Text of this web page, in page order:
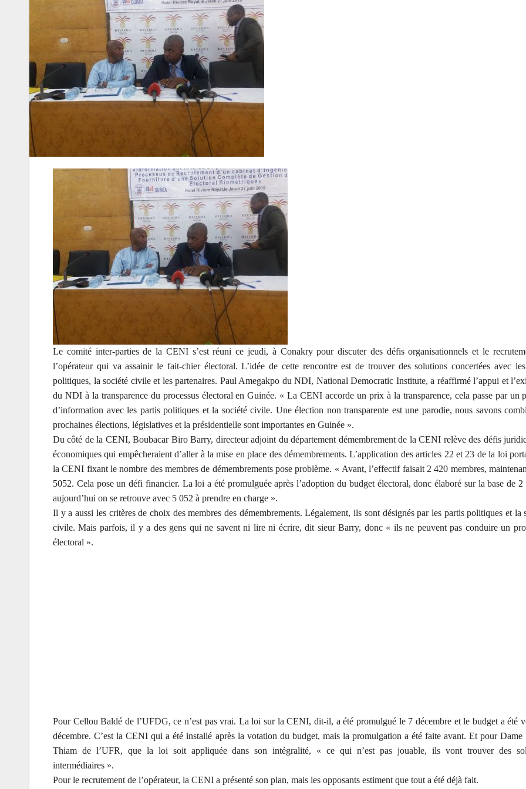
Le comité inter-parties de la CENI s’est réuni ce jeudi, à Conakry pour discuter des défis organisationnels et le
l’opérateur qui va assainir le fait-chier électoral. L’idée de cette rencontre est de trouver des solutions concertées avec
politiques, la société civile et les partenaires. Paul Amegakpo du NDI, National Democratic Institute, a réaffirmé l’appui et
du NDI à la transparence du processus électoral en Guinée. « La CENI accorde un prix à la transparence, cela passe par un
d’information avec les partis politiques et la société civile. Une élection non transparente est une parodie, nous savons
prochaines élections, législatives et la présidentielle sont importantes en Guinée ».
Du côté de la CENI, Boubacar Biro Barry, directeur adjoint du département démembrement de la CENI relève des défis
économiques qui empêcheraient d’aller à la mise en place des démembrements. L’application des articles 22 et 23 de la loi
la CENI fixant le nombre des membres de démembrements pose problème. « Avant, l’effectif faisait 2 420 membres,
5052. Cela pose un défi financier. La loi a été promulguée après l’adoption du budget électoral, donc élaboré sur la base de 2
aujourd’hui on se retrouve avec 5 052 à prendre en charge ».
Il y a aussi les critères de choix des membres des démembrements. Légalement, ils sont désignés par les partis politiques et la
civile. Mais parfois, il y a des gens qui ne savent ni lire ni écrire, dit sieur Barry, donc « ils ne peuvent pas conduire un
électoral ».
Pour Cellou Baldé de l’UFDG, ce n’est pas vrai. La loi sur la CENI, dit-il, a été promulgué le 7 décembre et le budget a été
décembre. C’est la CENI qui a été installé après la votation du budget, mais la promulgation a été faite avant. Et pour Dame
Thiam de l’UFR, que la loi soit appliquée dans son intégralité, « ce qui n’est pas jouable, ils vont trouver des
intermédiaires ».
Pour le recrutement de l’opérateur, la CENI a présenté son plan, mais les opposants estiment que tout a été déjà fait.